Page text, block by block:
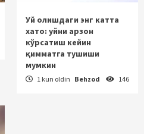
Уй олишдаги энг катта
хато: уйни арзон
кўрсатиш кейин
қимматга тушиши
мумкин
1 kun oldin Behzod 146